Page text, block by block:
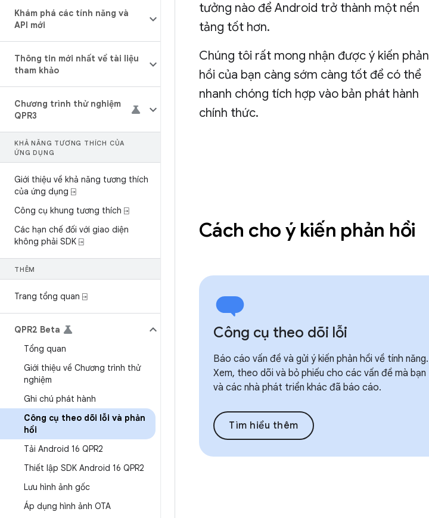
Khám phá các tính năng và
API mới
Thông tin mới nhất về tài liệu
tham khảo
Chương trình thử nghiệm
QPR3
KHẢ NĂNG TƯƠNG THÍCH CỦA
ỨNG DỤNG
Giới thiệu về khả năng tương thích
của ứng dụng ⍈
Công cụ khung tương thích ⍈
Các hạn chế đối với giao diện
không phải SDK ⍈
THÊM
Trang tổng quan ⍈
QPR2 Beta
Tổng quan
Giới thiệu về Chương trình thử
nghiệm
Ghi chú phát hành
Công cụ theo dõi lỗi và phản
hồi
Tải Android 16 QPR2
Thiết lập SDK Android 16 QPR2
Lưu hình ảnh gốc
Áp dụng hình ảnh OTA
tưởng nào để Android trở thành một nền
tảng tốt hơn.
Chúng tôi rất mong nhận được ý kiến phản
hồi của bạn càng sớm càng tốt để có thể
nhanh chóng tích hợp vào bản phát hành
chính thức.
Cách cho ý kiến phản hồi
Công cụ theo dõi lỗi
Báo cáo vấn đề và gửi ý kiến phản hồi về tính năng.
Xem, theo dõi và bỏ phiếu cho các vấn đề mà bạn
và các nhà phát triển khác đã báo cáo.
Tìm hiểu thêm